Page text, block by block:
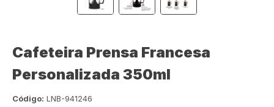
Cafeteira Prensa Francesa
Personalizada 350ml
Código: LNB-941246